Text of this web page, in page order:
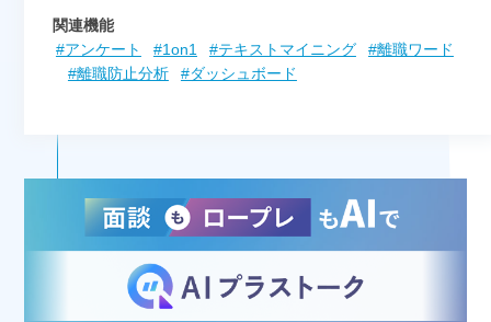
関連機能
#アンケート
#1on1 #テキストマイニング
#離職ワード
#離職防止分析
#ダッシュボード